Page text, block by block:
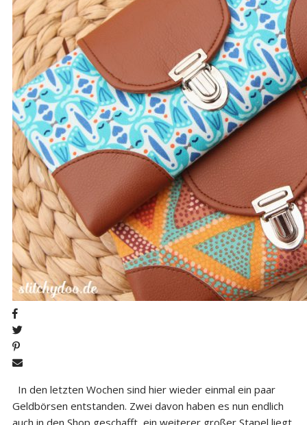
In den letzten Wochen sind hier wieder einmal ein paar
Geldbörsen entstanden. Zwei davon haben es nun endlich